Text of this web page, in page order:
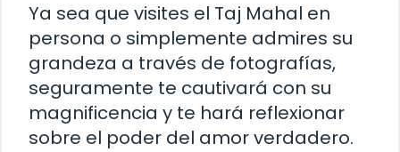
Ya sea que visites el Taj Mahal en
persona o simplemente admires su
grandeza a través de fotografías,
seguramente te cautivará con su
magnificencia y te hará reflexionar
sobre el poder del amor verdadero.